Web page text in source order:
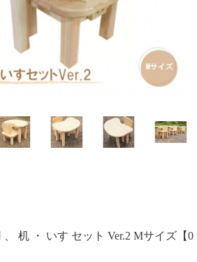
机 ・ いす セット Ver.2 Mサイズ【0